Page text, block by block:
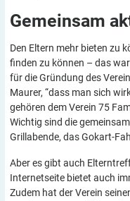
Gemeinsam
Den Eltern mehr bieten zu
finden zu können – das
für die Gründung des
Maurer, “dass man sich
gehören dem Verein 75
Wichtig sind die
Grillabende, das Gokart-
Aber es gibt auch
Internetseite bietet auch
Zudem hat der Verein